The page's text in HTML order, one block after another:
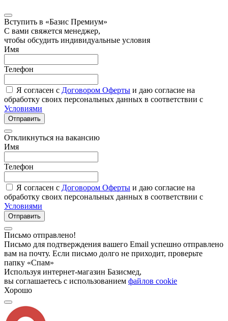
Вступить в «Базис Премиум»
С вами свяжется менеджер,
чтобы обсудить индивидуальные условия
Имя
Телефон
Я согласен с Договором Оферты и даю согласие на
обработку своих персональных данных в соответствии с
Условиями
Отправить
Откликнуться на вакансию
Имя
Телефон
Я согласен с Договором Оферты и даю согласие на
обработку своих персональных данных в соответствии с
Условиями
Отправить
Письмо отправлено!
Письмо для подтверждения вашего Email успешно отправлено
вам на почту. Если письмо долго не приходит, проверьте
папку «Спам»
Используя интернет-магазин Базисмед,
вы соглашаетесь с использованием файлов cookie
Хорошо